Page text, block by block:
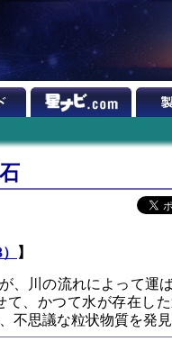
】
、川の流れによって運
、かつて水が存在し
不思議な粒状物質を発見